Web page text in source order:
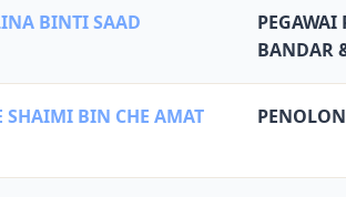
BINTI SAAD
PEGAWAI
BANDAR
SHAIMI BIN CHE AMAT